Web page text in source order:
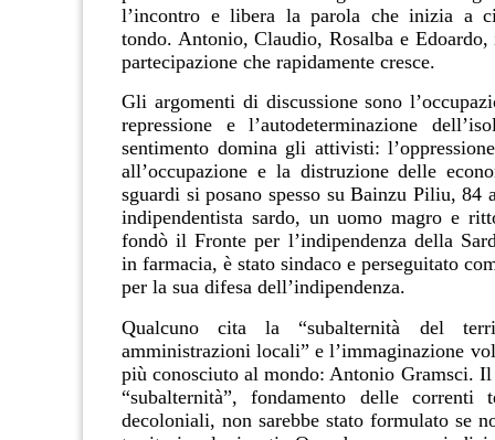
l’incontro e libera la parola che inizia a
tondo. Antonio, Claudio, Rosalba e Edoardo,
partecipazione che rapidamente cresce.
Gli argomenti di discussione sono
repressione e l’autodeterminazione
sentimento domina gli attivisti:
all’occupazione e la distruzione delle
sguardi si posano spesso su Bainzu Piliu,
indipendentista sardo, un uomo magro e
fondò il Fronte per l’indipendenza della
in farmacia, è stato sindaco e perseguitato
per la sua difesa dell’indipendenza.
Qualcuno cita la “subalternità del
amministrazioni locali” e l’immaginazione
più conosciuto al mondo: Antonio Gramsci.
“subalternità”, fondamento delle correnti
decoloniali, non sarebbe stato formulato se